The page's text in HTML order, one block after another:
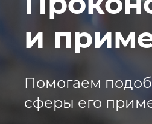
и
Помогаем
сферы его